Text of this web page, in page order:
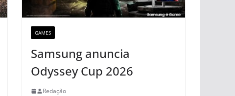
GAMES
Samsung anuncia
Odyssey Cup 2026
Redação